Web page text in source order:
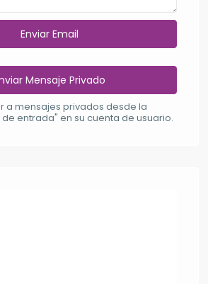
a mensajes privados desde la
entrada" en su cuenta de usuario.